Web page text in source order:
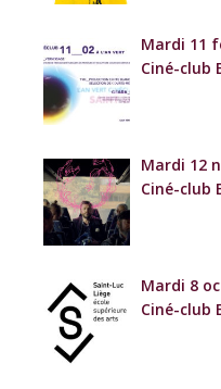
Mardi 11
Ciné-club
Mardi 12
Ciné-club
Mardi 8
Ciné-club